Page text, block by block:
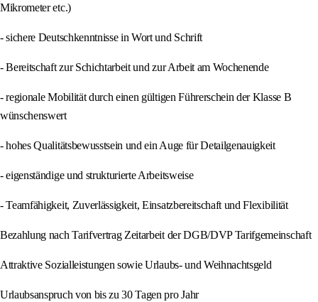
Mikrometer etc.)
- sichere Deutschkenntnisse in Wort und Schrift
- Bereitschaft zur Schichtarbeit und zur Arbeit am Wochenende
- regionale Mobilität durch einen gültigen Führerschein der Klasse B
wünschenswert
- hohes Qualitätsbewusstsein und ein Auge für Detailgenauigkeit
- eigenständige und strukturierte Arbeitsweise
- Teamfähigkeit, Zuverlässigkeit, Einsatzbereitschaft und Flexibilität
Bezahlung nach Tarifvertrag Zeitarbeit der DGB/DVP Tarifgemeinschaft
Attraktive Sozialleistungen sowie Urlaubs- und Weihnachtsgeld
Urlaubsanspruch von bis zu 30 Tagen pro Jahr